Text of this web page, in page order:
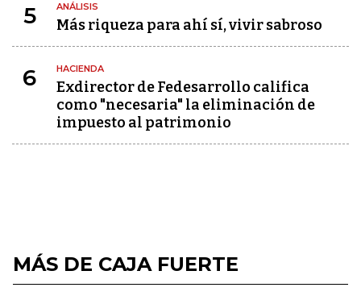
5 ANÁLISIS
Más riqueza para ahí sí, vivir sabroso
6 HACIENDA
Exdirector de Fedesarrollo califica
como "necesaria" la eliminación de
impuesto al patrimonio
MÁS DE CAJA FUERTE